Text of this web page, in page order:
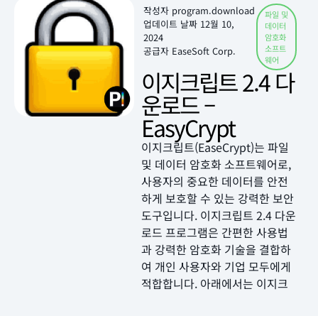
작성자 program.download
업데이트 날짜 12월 10,
2024
공급자 EaseSoft Corp.
파일 및
데이터
암호화
소프트
웨어
이지크립트 2.4 다
운로드 –
EasyCrypt
이지크립트(EaseCrypt)는 파일
및 데이터 암호화 소프트웨어로,
사용자의 중요한 데이터를 안전
하게 보호할 수 있는 강력한 보안
도구입니다. 이지크립트 2.4 다운
로드 프로그램은 간편한 사용법
과 강력한 암호화 기술을 결합하
여 개인 사용자와 기업 모두에게
적합합니다. 아래에서는 이지크